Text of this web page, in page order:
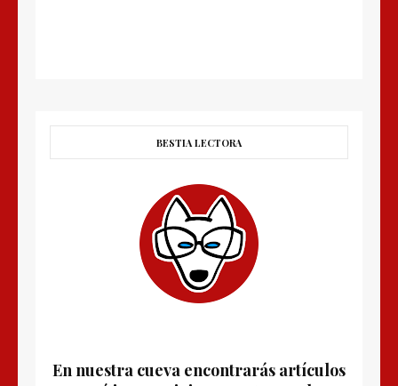
BESTIA LECTORA
En nuestra cueva encontrarás artículos